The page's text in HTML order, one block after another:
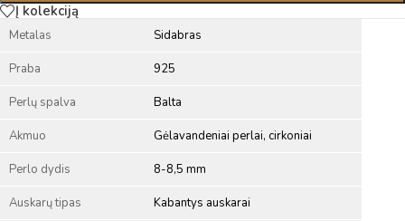
Į kolekciją
Metalas Sidabras
Praba 925
Perlų spalva Balta
Akmuo Gėlavandeniai perlai, cirkoniai
Perlo dydis 8-8,5 mm
Auskarų tipas Kabantys auskarai